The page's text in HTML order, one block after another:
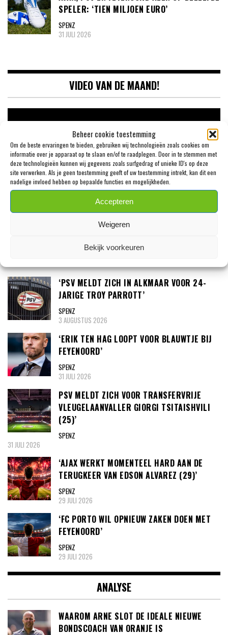
Beheer cookie toestemming
Om de beste ervaringen te bieden, gebruiken wij technologieën zoals cookies om
informatie over je apparaat op te slaan en/of te raadplegen. Door in te stemmen met
deze technologieën kunnen wij gegevens zoals surfgedrag of unieke ID's op deze
site verwerken. Als je geen toestemming geeft of uw toestemming intrekt, kan dit een
nadelige invloed hebben op bepaalde functies en mogelijkheden.
Accepteren
Weigeren
Bekijk voorkeuren
SPELER: ‘TIEN MILJOEN EURO’
SPENZ
31 JULI 2026
VIDEO VAN DE MAAND!
TRANSFERNIEUWS
‘PSV MELDT ZICH IN ALKMAAR VOOR 24-
JARIGE TROY PARROTT’
SPENZ
3 AUGUSTUS 2026
‘ERIK TEN HAG LOOPT VOOR BLAUWTJE BIJ
FEYENOORD’
SPENZ
31 JULI 2026
PSV MELDT ZICH VOOR TRANSFERVRIJE
VLEUGELAANVALLER GIORGI TSITAISHVILI
(25)’
SPENZ
31 JULI 2026
‘AJAX WERKT MOMENTEEL HARD AAN DE
TERUGKEER VAN EDSON ALVAREZ (29)’
SPENZ
29 JULI 2026
‘FC PORTO WIL OPNIEUW ZAKEN DOEN MET
FEYENOORD’
SPENZ
29 JULI 2026
ANALYSE
WAAROM ARNE SLOT DE IDEALE NIEUWE
BONDSCOACH VAN ORANJE IS